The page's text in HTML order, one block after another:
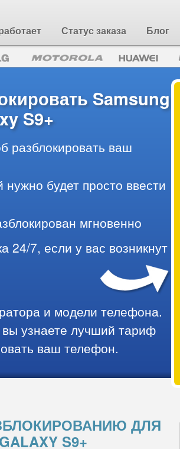
Статус заказа Блог
Samsung
S9+
разблокировать ваш
будет просто ввести
мгновенно
24/7, если у вас возникнут
и модели телефона.
узнаете лучший тариф
ваш телефон.
ДЛЯ
S9+